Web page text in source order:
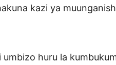
kazi ya
umbizo huru la